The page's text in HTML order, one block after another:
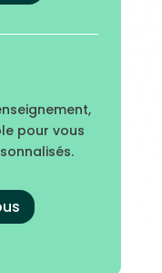
pour vous